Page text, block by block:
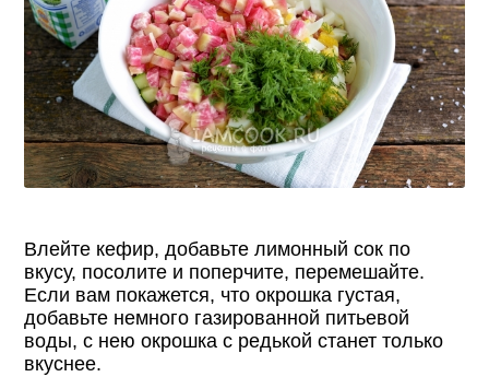
Влейте кефир, добавьте лимонный сок по
вкусу, посолите и поперчите, перемешайте.
Если вам покажется, что окрошка густая,
добавьте немного газированной питьевой
воды, с нею окрошка с редькой станет только
вкуснее.